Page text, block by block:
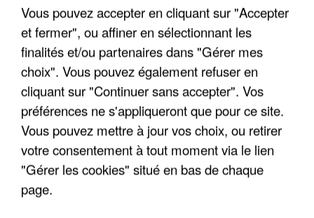
L’UN DES FONDATEURS SUPPOSÉS DE LA DZ
MAFIA INTERPELLÉ EN ALGÉRIE
Vous pouvez accepter en cliquant sur "Accepter
et fermer", ou affiner en sélectionnant les
finalités et/ou partenaires dans "Gérer mes
choix". Vous pouvez également refuser en
cliquant sur "Continuer sans accepter". Vos
préférences ne s'appliqueront que pour ce site.
Vous pouvez mettre à jour vos choix, ou retirer
votre consentement à tout moment via le lien
"Gérer les cookies" situé en bas de chaque
page.